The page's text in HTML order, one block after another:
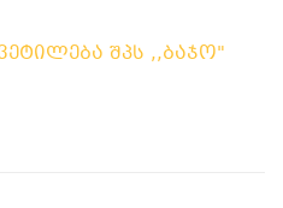
შპს ,,ბაჯო"